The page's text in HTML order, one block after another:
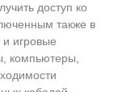
доступ ко
также в
и игровые
компьютеры,